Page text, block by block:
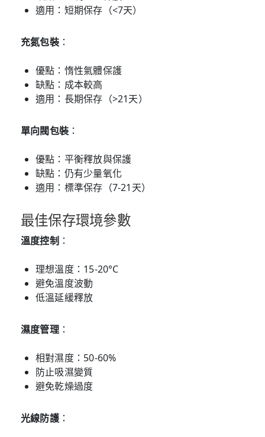
適用：短期保存（<7天）
充氮包裝：
優點：惰性氣體保護
缺點：成本較高
適用：長期保存（>21天）
單向閥包裝 ：
優點：平衡釋放與保護
缺點：仍有少量氧化
適用：標準保存（7-21天）
最佳保存環境參數
溫度控制 ：
理想溫度：15-20°C
避免溫度波動
低溫延緩釋放
濕度管理：
相對濕度：50-60%
防止吸濕變質
避免乾燥過度
光線防護：